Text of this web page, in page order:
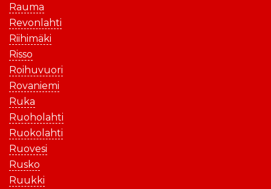
Rauma
Revonlahti
Riihimäki
Risso
Roihuvuori
Rovaniemi
Ruka
Ruoholahti
Ruokolahti
Ruovesi
Rusko
Ruukki